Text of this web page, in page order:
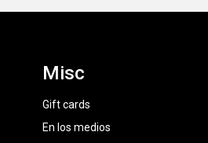
Misc
Gift cards
En los medios